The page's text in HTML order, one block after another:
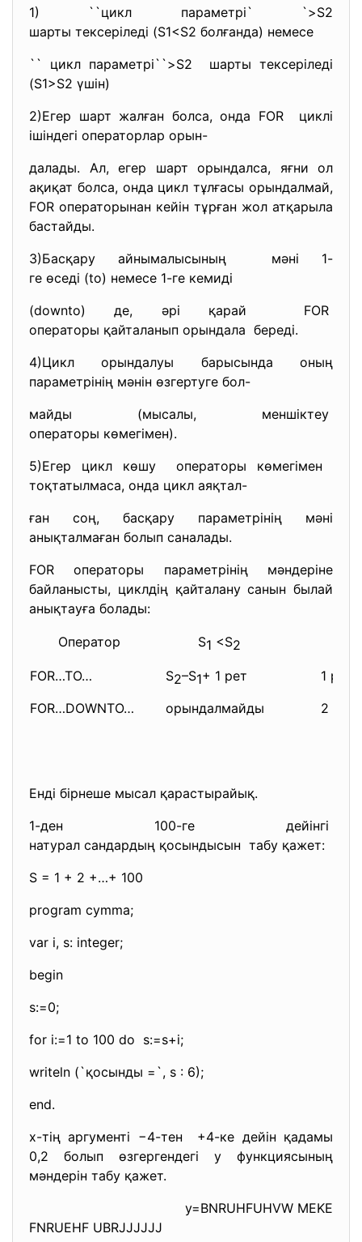
1) ``цикл параметрі` `>S2
шарты тексеріледі (S1<S2 болғанда) немесе
`` цикл параметрі``>S2 шарты тексеріледі
(S1>S2 үшін)
2)Егер шарт жалған болса, онда FOR циклі
ішіндегі операторлар орын-
далады. Ал, егер шарт орындалса, яғни ол
ақиқат болса, онда цикл тұлғасы орындалмай,
FOR операторынан кейін тұрған жол атқарыла
бастайды.
3)Басқару айнымалысының мәні 1-
ге өседі (to) немесе 1-ге кемиді
(downto) де, әрі қарай FOR
операторы қайталанып орындала береді.
4)Цикл орындалуы барысында оның
параметрінің мәнін өзгертуге бол-
майды (мысалы, меншіктеу
операторы көмегімен).
5)Егер цикл көшу операторы көмегімен
тоқтатылмаса, онда цикл аяқтал-
ған соң, басқару параметрінің мәні
анықталмаған болып саналады.
FOR операторы параметрінің мәндеріне
байланысты, циклдің қайталану санын былай
анықтауға болады:
Оператор S1 <S2
FOR…TO…
FOR…DOWNTO…
S2–S1+ 1 рет
орындалмайды
1 рет
2 рет
Енді бірнеше мысал қарастырайық.
1-ден 100-ге дейінгі
натурал сандардың қосындысын табу қажет:
S = 1 + 2 +…+ 100
program cymma;
var i, s: integer;
begin
s:=0;
for i:=1 to 100 do s:=s+i;
writeln (`қосынды =`, s : 6);
end.
x-тің аргументі −4-тен +4-ке дейін қадамы
0,2 болып өзгергендегі y функциясының
мәндерін табу қажет.
y=BNRUHFUHVW MEKE
FNRUEHF UBRJJJJJJ